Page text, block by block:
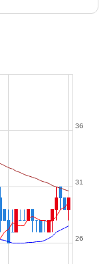
26
31
36